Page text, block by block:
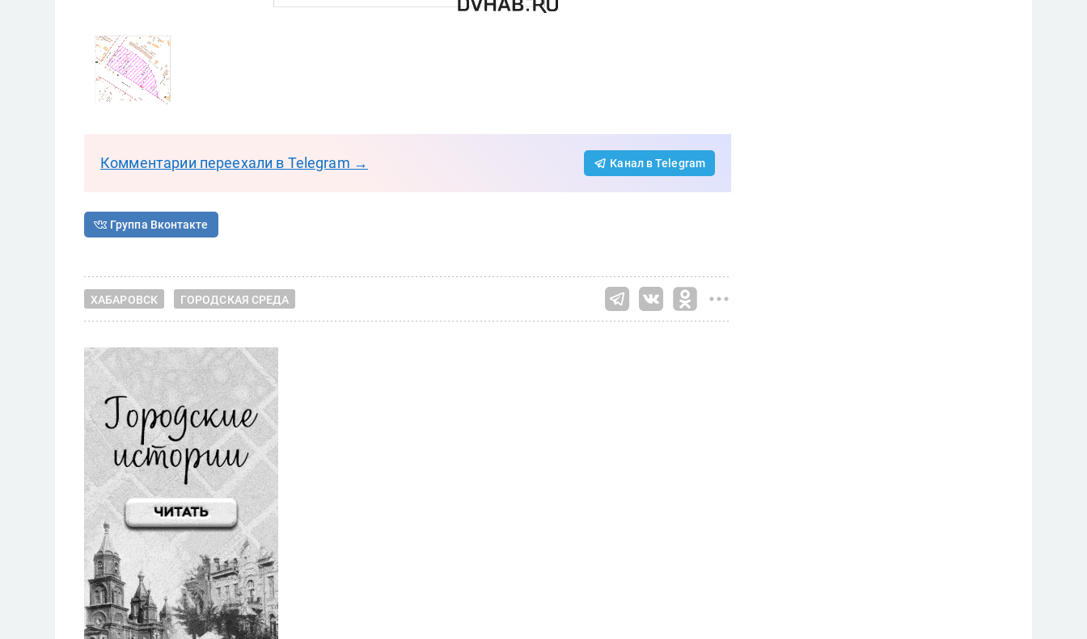
Комментарии переехали в Telegram → Канал в Telegram
Группа Вконтакте
ХАБАРОВСК ГОРОДСКАЯ СРЕДА